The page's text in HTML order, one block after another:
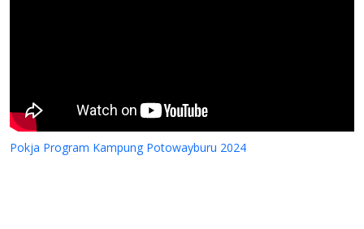
Pokja Program Kampung Potowayburu 2024